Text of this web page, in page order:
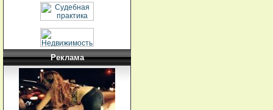
Реклама